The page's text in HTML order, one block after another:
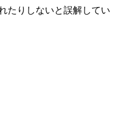
たりしないと誤解してい